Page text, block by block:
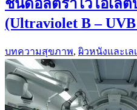
ชนิดอัลตราไวโอเล
(Ultraviolet B –
บทความสุขภาพ, ผิวหนังและเล